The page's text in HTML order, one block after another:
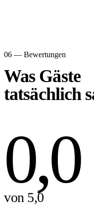
06 — Bewertungen
Was Gäste
tatsächlich
0,0
von 5,0